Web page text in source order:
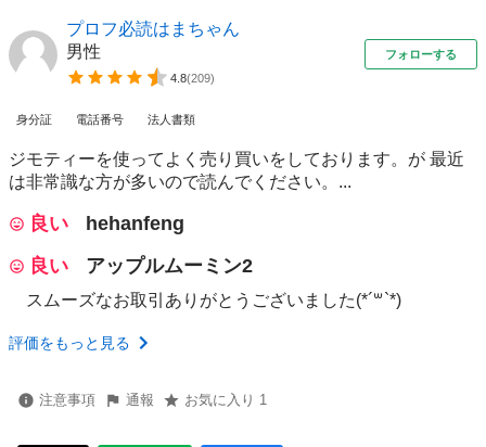
プロフ必読はまちゃん
男性
4.8(209)
フォローする
身分証 電話番号 法人書類
ジモティーを使ってよく売り買いをしております。が 最近
は非常識な方が多いので読んでください。...
良い
hehanfeng
良い
アップルムーミン2
スムーズなお取引ありがとうございました(*´꒳`*)
評価をもっと見る
注意事項 通報 お気に入り 1